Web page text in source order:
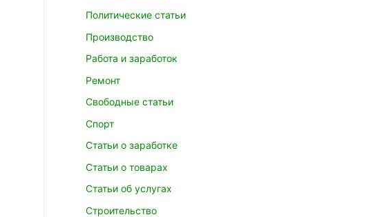
Политические статьи
Производство
Работа и заработок
Ремонт
Свободные статьи
Спорт
Статьи о заработке
Статьи о товарах
Статьи об услугах
Строительство